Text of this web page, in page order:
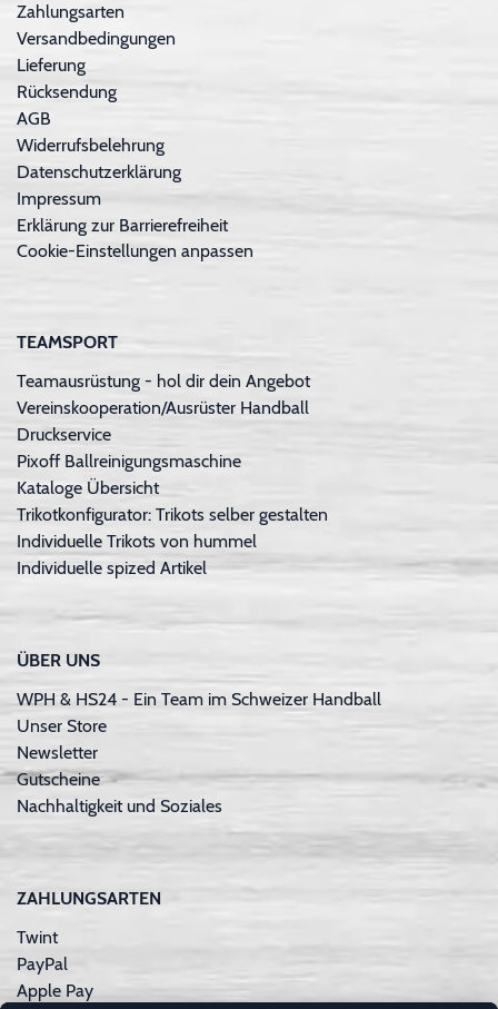
Zahlungsarten
Versandbedingungen
Lieferung
Rücksendung
AGB
Widerrufsbelehrung
Datenschutzerklärung
Impressum
Erklärung zur Barrierefreiheit
Cookie-Einstellungen anpassen
TEAMSPORT
Teamausrüstung - hol dir dein Angebot
Vereinskooperation/Ausrüster Handball
Druckservice
Pixoff Ballreinigungsmaschine
Kataloge Übersicht
Trikotkonfigurator: Trikots selber gestalten
Individuelle Trikots von hummel
Individuelle spized Artikel
ÜBER UNS
WPH & HS24 - Ein Team im Schweizer Handball
Unser Store
Newsletter
Gutscheine
Nachhaltigkeit und Soziales
ZAHLUNGSARTEN
Twint
PayPal
Apple Pay